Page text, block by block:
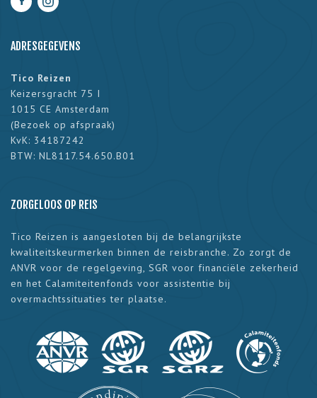
ADRESGEGEVENS
Tico Reizen
Keizersgracht 75 I
1015 CE Amsterdam
(Bezoek op afspraak)
KvK: 34187242
BTW: NL8117.54.650.B01
ZORGELOOS OP REIS
Tico Reizen is aangesloten bij de belangrijkste
kwaliteitskeurmerken binnen de reisbranche. Zo zorgt de
ANVR voor de regelgeving, SGR voor financiële zekerheid
en het Calamiteitenfonds voor assistentie bij
overmachtssituaties ter plaatse.